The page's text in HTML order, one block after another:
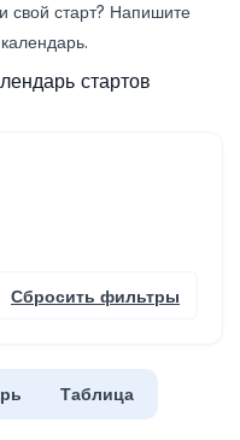
старт? Напишите
Сбросить фильтры
Таблица